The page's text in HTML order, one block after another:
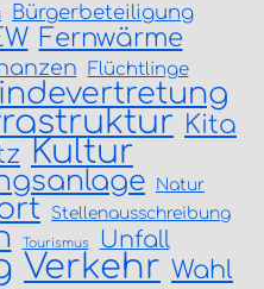
Bürgerbeteiligung
Fernwärme
Flüchtlinge
Kita
Kultur
Natur
Stellenausschreibung
Tourismus Unfall
Verkehr Wahl